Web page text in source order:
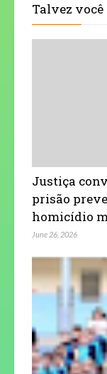
Talvez
Justiça
prisão
homicídio
June 26, 2026